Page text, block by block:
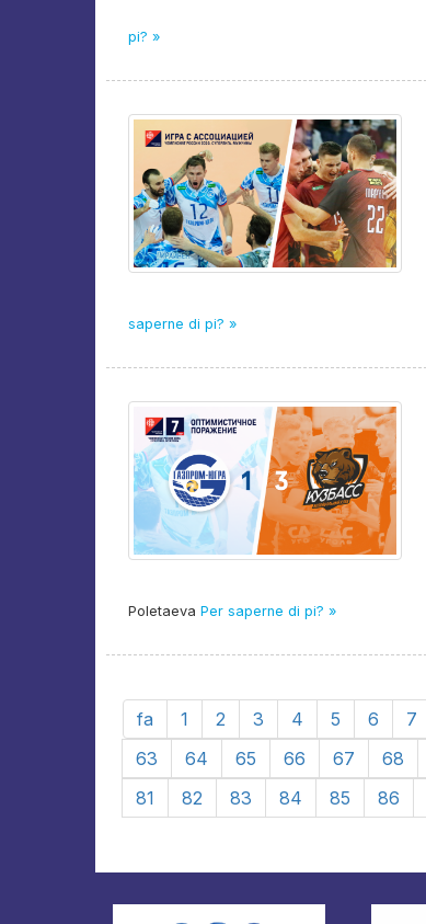
pi? »
saperne di pi? »
Poletaeva Per saperne di pi? »
fa 1 2 3 4 5 6 7
63
64 65 66 67 68
81
82 83 84 85 86